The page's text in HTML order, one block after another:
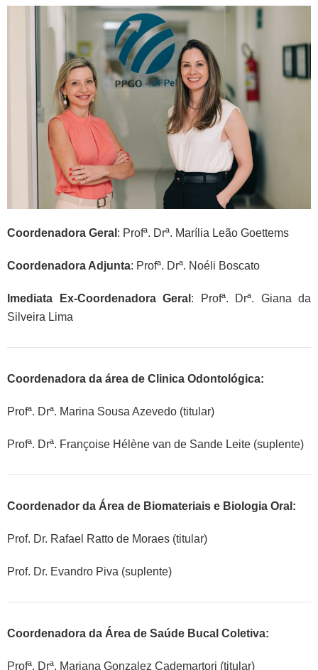
Coordenadora Geral : Profª. Drª. Marília Leão Goettems
Coordenadora Adjunta: Profª. Drª. Noéli Boscato
Imediata Ex-Coordenadora Geral : Profª. Drª. Giana da
Silveira Lima
Coordenadora da área de Clinica Odontológica:
Profª. Drª. Marina Sousa Azevedo (titular)
Profª. Drª. Françoise Hélène van de Sande Leite (suplente)
Coordenador da Área de Biomateriais e Biologia Oral:
Prof. Dr. Rafael Ratto de Moraes (titular)
Prof. Dr. Evandro Piva (suplente)
Coordenadora da Área de Saúde Bucal Coletiva:
Profª. Drª. Mariana Gonzalez Cademartori (titular)